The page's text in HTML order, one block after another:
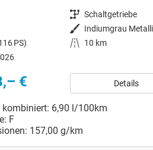
Getriebe Schaltgetriebe
Außenfarbe Indiumgrau
PS) Kilometerstand
10 km
€ Details
kombiniert: 6,90 l/100km
F
157,00 g/km